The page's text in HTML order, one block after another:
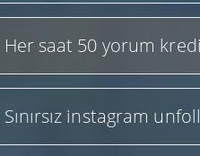
Her saat 50 yorum
Sınırsız instagram